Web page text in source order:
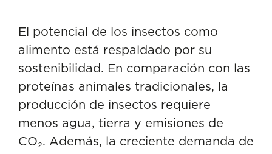
El potencial de los insectos como
alimento está respaldado por su
sostenibilidad. En comparación con las
proteínas animales tradicionales, la
producción de insectos requiere
menos agua, tierra y emisiones de
CO₂. Además, la creciente demanda de